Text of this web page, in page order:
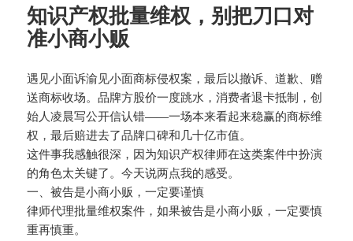
知识产权批量维权，别把刀口对
准小商小贩
遇见小面诉渝见小面商标侵权案，最后以撤诉、道歉、赠
送商标收场。品牌方股价一度跳水，消费者退卡抵制，创
始人凌晨写公开信认错——一场本来看起来稳赢的商标维
权，最后赔进去了品牌口碑和几十亿市值。
这件事我感触很深，因为知识产权律师在这类案件中扮演
的角色太关键了。今天说两点我的感受。
一、被告是小商小贩，一定要谨慎
律师代理批量维权案件，如果被告是小商小贩，一定要慎
重再慎重。